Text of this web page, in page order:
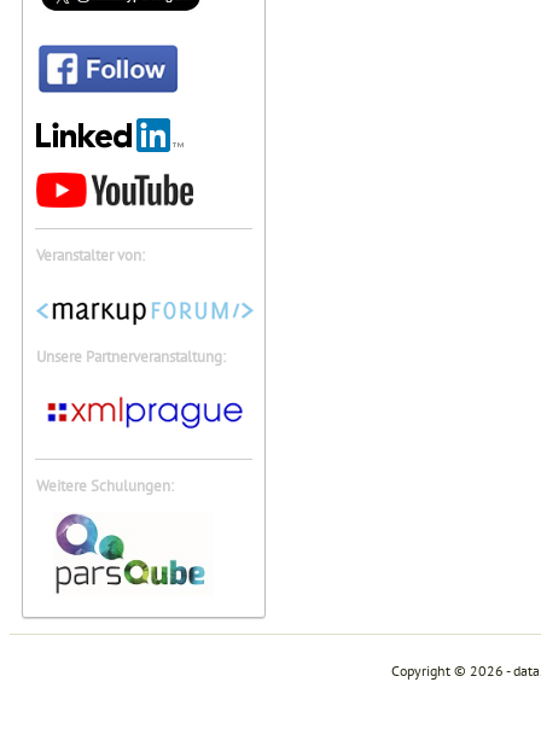
Veranstalter von:
Unsere Partnerveranstaltung:
Weitere Schulungen:
Copyright © 2026 -